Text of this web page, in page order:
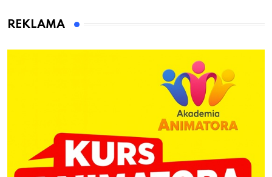
REKLAMA